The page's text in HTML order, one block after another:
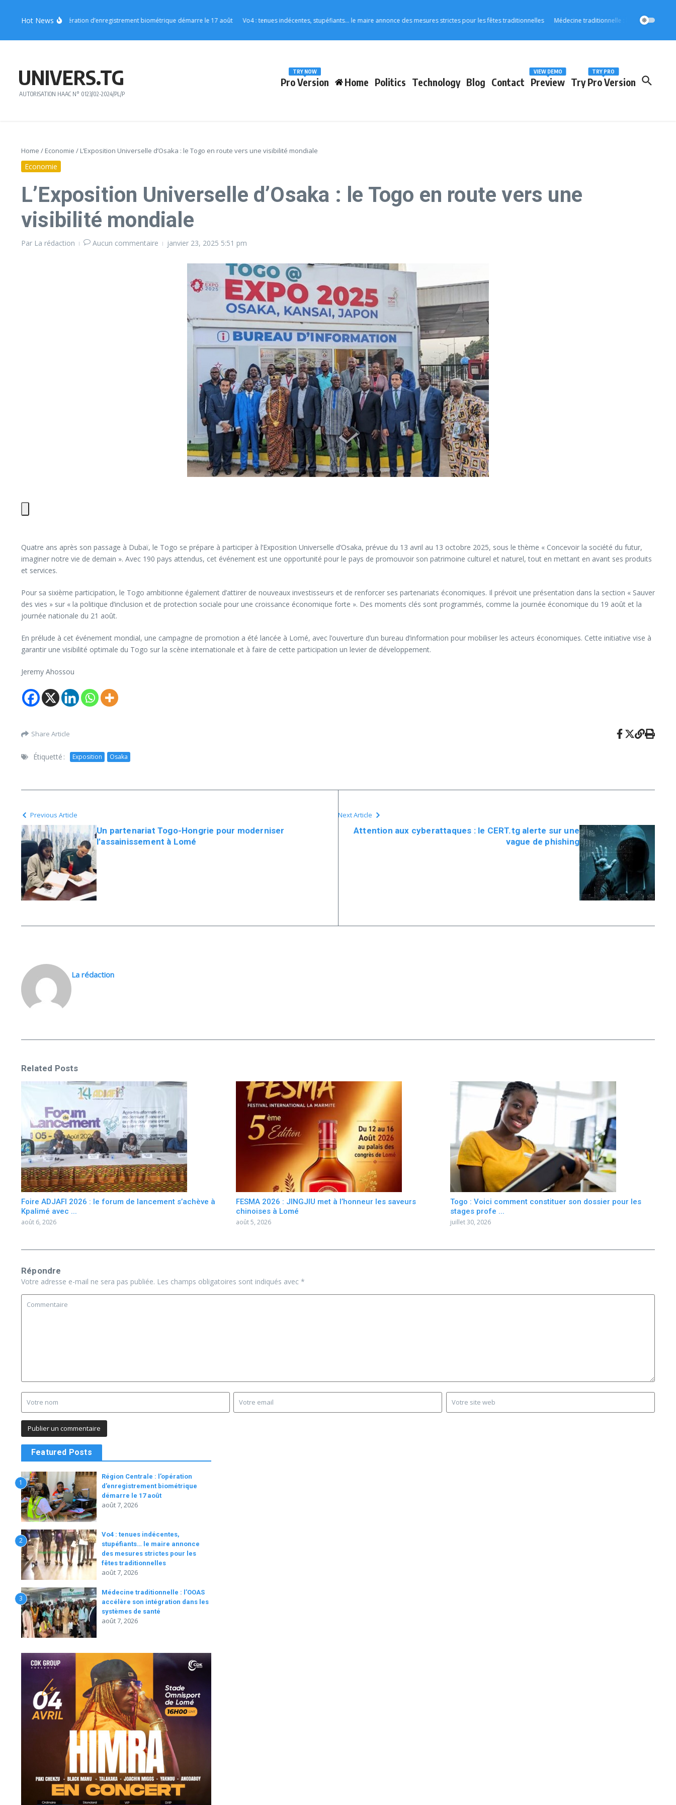
Hot News
Centrale : l’opération d’enregistrement biométrique démarre le 17 août Vo4 : tenues indécentes, stupéfiants… le maire annonce des mesures strictes pour les fêtes traditionnelles Médecine traditionnelle : l’OOAS accélère son
UNIVERS.TG
AUTORISATION HAAC N° 0123/02-2024/PL/P
Pro Version
TRY NOW
Home Politics Technology Blog Contact Preview
VIEW DEMO
Try Pro Version
TRY PRO
Home / Economie / L’Exposition Universelle d’Osaka : le Togo en route vers une visibilité mondiale
Economie
L’Exposition Universelle d’Osaka : le Togo en route vers une
visibilité mondiale
Par La rédaction Aucun commentaire janvier 23, 2025 5:51 pm
Quatre ans après son passage à Dubaï, le Togo se prépare à participer à l’Exposition Universelle d’Osaka, prévue du 13 avril au 13 octobre 2025, sous le thème « Concevoir la société du futur,
imaginer notre vie de demain ». Avec 190 pays attendus, cet événement est une opportunité pour le pays de promouvoir son patrimoine culturel et naturel, tout en mettant en avant ses produits
et services.
Pour sa sixième participation, le Togo ambitionne également d’attirer de nouveaux investisseurs et de renforcer ses partenariats économiques. Il prévoit une présentation dans la section « Sauver
des vies » sur « la politique d’inclusion et de protection sociale pour une croissance économique forte ». Des moments clés sont programmés, comme la journée économique du 19 août et la
journée nationale du 21 août.
En prélude à cet événement mondial, une campagne de promotion a été lancée à Lomé, avec l’ouverture d’un bureau d’information pour mobiliser les acteurs économiques. Cette initiative vise à
garantir une visibilité optimale du Togo sur la scène internationale et à faire de cette participation un levier de développement.
Jeremy Ahossou
Share Article
Étiquetté : Exposition Osaka
Previous Article
Un partenariat Togo-Hongrie pour moderniser
l’assainissement à Lomé
Next Article
Attention aux cyberattaques : le CERT.tg alerte sur une
vague de phishing
La rédaction
Related Posts
Foire ADJAFI 2026 : le forum de lancement s’achève à
Kpalimé avec ...
août 6, 2026
FESMA 2026 : JINGJIU met à l’honneur les saveurs
chinoises à Lomé
août 5, 2026
Togo : Voici comment constituer son dossier pour les
stages profe ...
juillet 30, 2026
Répondre
Votre adresse e-mail ne sera pas publiée. Les champs obligatoires sont indiqués avec *
Featured Posts
1
Région Centrale : l’opération
d’enregistrement biométrique
démarre le 17 août
août 7, 2026
2
Vo4 : tenues indécentes,
stupéfiants… le maire annonce
des mesures strictes pour les
fêtes traditionnelles
août 7, 2026
3
Médecine traditionnelle : l’OOAS
accélère son intégration dans les
systèmes de santé
août 7, 2026